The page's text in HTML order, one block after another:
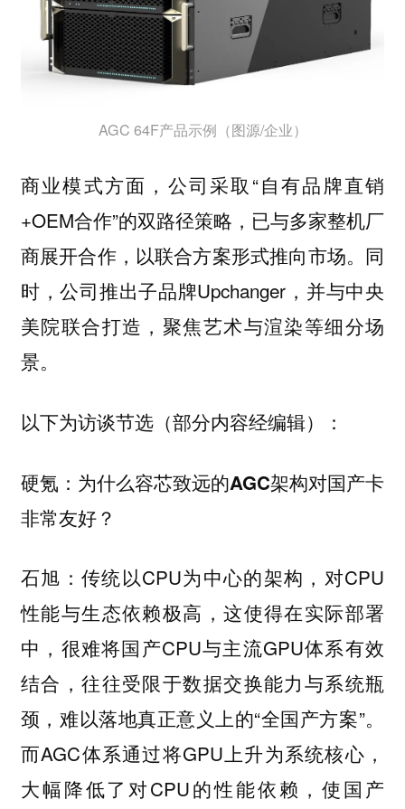
AGC 64F产品示例（图源/企业）
商业模式方面，公司采取“自有品牌直销
+OEM合作”的双路径策略，已与多家整机厂
商展开合作，以联合方案形式推向市场。同
时，公司推出子品牌Upchanger，并与中央
美院联合打造，聚焦艺术与渲染等细分场
景。
以下为访谈节选（部分内容经编辑）：
硬氪：为什么容芯致远的AGC架构对国产卡
非常友好？
石旭： 传统以CPU为中心的架构，对CPU
性能与生态依赖极高，这使得在实际部署
中，很难将国产CPU与主流GPU体系有效
结合，往往受限于数据交换能力与系统瓶
颈，难以落地真正意义上的“全国产方案”。
而AGC体系通过将GPU上升为系统核心，
大幅降低了对CPU的性能依赖，使国产